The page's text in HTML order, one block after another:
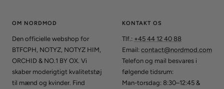
OM NORDMOD
Den officielle webshop for
BTFCPH, NOTYZ, NOTYZ HIM,
ORCHID & NO.1 BY OX. Vi
skaber moderigtigt kvalitetstøj
til mænd og kvinder. Find
KONTAKT OS
Tlf.: +45 44 12 40 88
Email: contact@nordmod.com
Telefon og mail besvares i
følgende tidsrum:
Man-torsdag: 8:30–12:45 &